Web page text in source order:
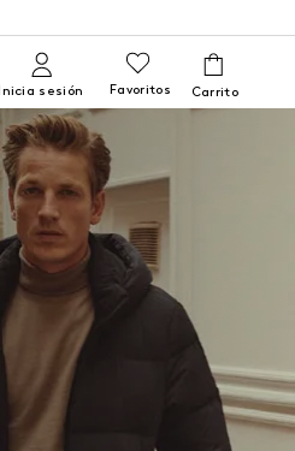
sesión Favoritos